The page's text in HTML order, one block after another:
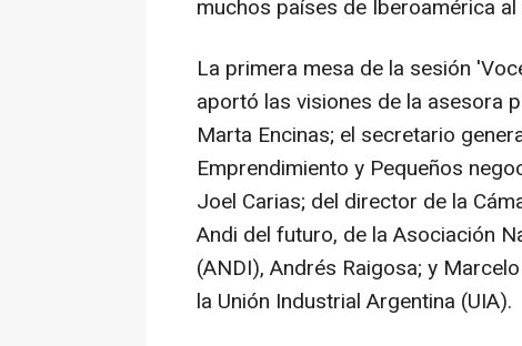
muchos países de Iberoamérica
La primera mesa de la sesión
aportó las visiones de la asesora
Marta Encinas; el secretario
Emprendimiento y Pequeños
Joel Carias; del director de la
Andi del futuro, de la Asociación
(ANDI), Andrés Raigosa; y
la Unión Industrial Argentina (UIA).